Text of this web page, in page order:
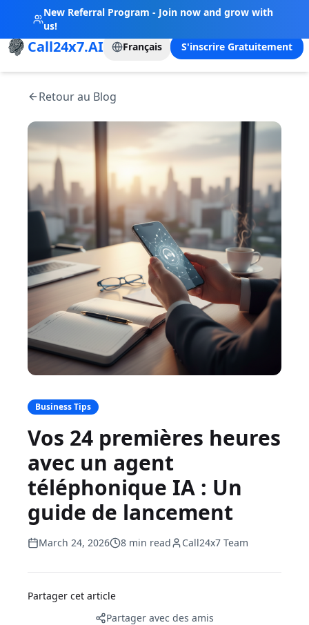
New Referral Program - Join now and grow with
us!
Call24x7.AI Français S'inscrire Gratuitement
Retour au Blog
Business Tips
Vos 24 premières heures
avec un agent
téléphonique IA : Un
guide de lancement
March 24, 2026 8 min read Call24x7 Team
Partager cet article
Partager avec des amis